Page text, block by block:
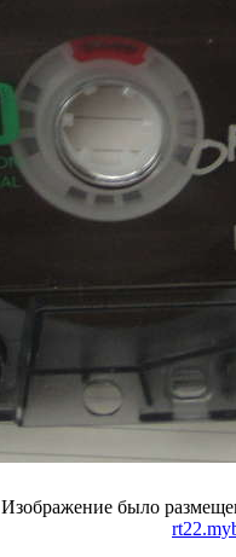
Изображение было